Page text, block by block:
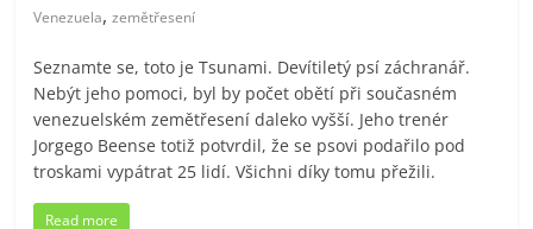
Venezuela,zemětřesení
Seznamte se, toto je Tsunami. Devítiletý psí záchranář.
Nebýt jeho pomoci, byl by počet obětí při současném
venezuelském zemětřesení daleko vyšší. Jeho trenér
Jorgego Beense totiž potvrdil, že se psovi podařilo pod
troskami vypátrat 25 lidí. Všichni díky tomu přežili.
Read more